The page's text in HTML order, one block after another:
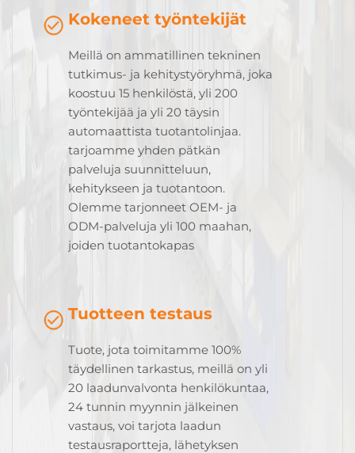
Kokeneet työntekijät
Meillä on ammatillinen tekninen
tutkimus- ja kehitystyöryhmä, joka
koostuu 15 henkilöstä, yli 200
työntekijää ja yli 20 täysin
automaattista tuotantolinjaa.
tarjoamme yhden pätkän
palveluja suunnitteluun,
kehitykseen ja tuotantoon.
Olemme tarjonneet OEM- ja
ODM-palveluja yli 100 maahan,
joiden tuotantokapas
Tuotteen testaus
Tuote, jota toimitamme 100%
täydellinen tarkastus, meillä on yli
20 laadunvalvonta henkilökuntaa,
24 tunnin myynnin jälkeinen
vastaus, voi tarjota laadun
testausraportteja, lähetyksen